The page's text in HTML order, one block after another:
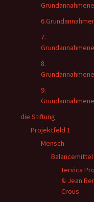
7.
8.
9.
die Stiftung
Projektfeld 1
Mensch
Balancemittel
tervica
& Jean
Crous